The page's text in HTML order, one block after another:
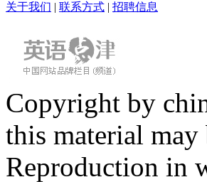
关于我们 | 联系方式 | 招聘信息
Copyright by
this material
Reproduction in